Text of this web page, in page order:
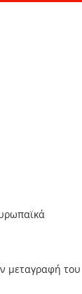
μεταγραφή του